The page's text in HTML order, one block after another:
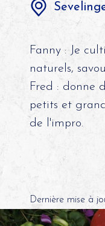
Fanny : Je
naturels,
Fred : donne
petits et
de l'impro.
Dernière mise à